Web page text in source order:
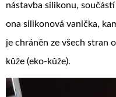
nástavba silikonu,
ona silikonová vanička,
je chráněn ze všech stran
kůže (eko-kůže).